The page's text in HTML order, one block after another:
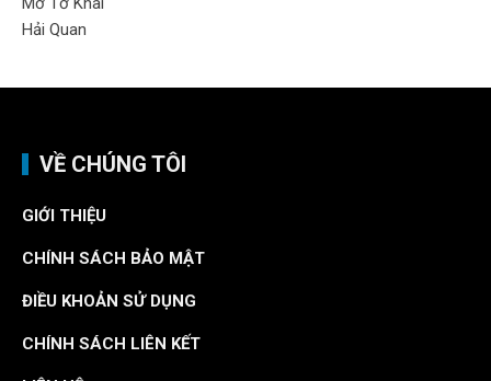
VỀ CHÚNG TÔI
GIỚI THIỆU
CHÍNH SÁCH BẢO MẬT
ĐIỀU KHOẢN SỬ DỤNG
CHÍNH SÁCH LIÊN KẾT